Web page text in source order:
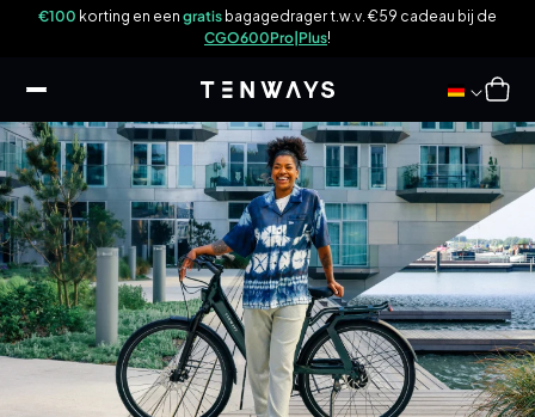
€100 korting en een gratis bagagedrager t.w.v. €59 cadeau bij de
CGO600Pro|Plus!